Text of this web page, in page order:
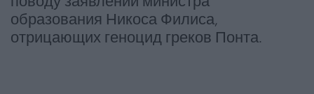
образования Никоса Филиса,
отрицающих геноцид греков Понта.